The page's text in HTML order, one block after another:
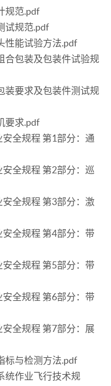
规范.pdf
试规范.pdf
性能试验方法.pdf
合包装及包装件试验规
装要求及包装件测试规
要求.pdf
全规程 第1部分：通
全规程 第2部分：巡
全规程 第3部分：激
全规程 第4部分：带
全规程 第5部分：带
全规程 第6部分：带
全规程 第7部分：展
标与检测方法.pdf
统作业飞行技术规